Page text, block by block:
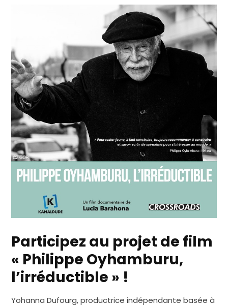
Participez au projet de film
« Philippe Oyhamburu,
l’irréductible » !
Yohanna Dufourg, productrice indépendante basée à